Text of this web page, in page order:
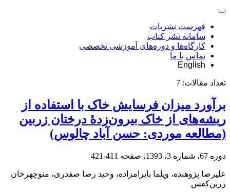
فهرست نشریات
سامانه نشر کتاب
کارگاه‌ها و دوره‌های آموزشی تخصصی
تماس با ما
English
تعداد مقالات: 7
برآورد میزان فرسایش خاک با استفاده از
ریشه‌های از خاک بیرون‌زدۀ درختان زربین
(مطالعه موردی: حسن‏ آباد چالوس)
دوره 67، شماره 3، 1393، صفحه 411-421
علیرضا پژوهنده، ویلما بایرام‏‏زاده، وحید رضا صفدری، منوچهرخان
زرین‌کفش